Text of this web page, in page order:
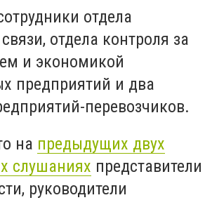
отдела
отдела контроля за
и экономикой
предприятий и два
перевозчиков.
на предыдущих двух
слушаниях представители
руководители